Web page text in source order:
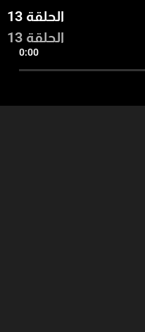
0:00
الحلقة 13
الحلقة 13